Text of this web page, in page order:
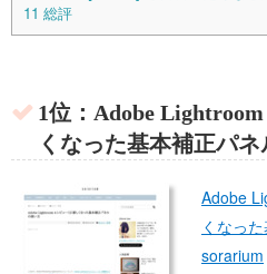
11 総評
1位：Adobe
くなった基本補正パ
Adobe
くなっ
sorarium